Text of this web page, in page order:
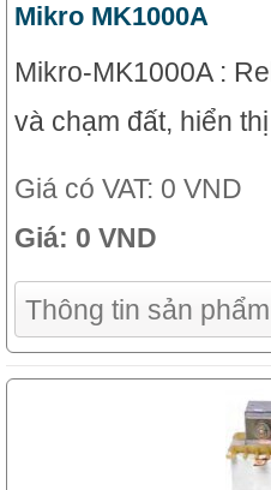
Mikro MK1000A
Mikro-MK1000A :
và chạm đất, hiển
Giá có VAT: 0 VND
Giá: 0 VND
Thông tin sản phẩm